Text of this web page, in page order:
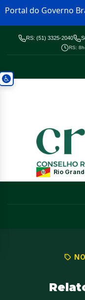
Portal do Governo
RS: (51) 3325-2040
RS:
Rio